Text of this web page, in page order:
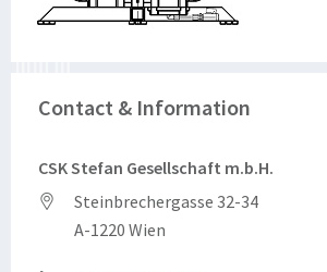
Contact & Information
CSK Stefan Gesellschaft m.b.H.
Steinbrechergasse 32-34
A-1220 Wien